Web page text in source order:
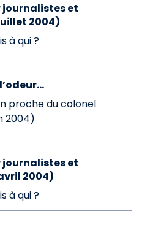
journalistes et
2004)
à qui ?
proche du colonel
2004)
journalistes et
2004)
à qui ?